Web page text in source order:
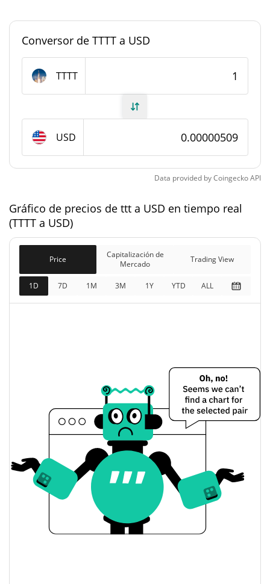
<0.000001%
Rango en el mercado #11616
Suministro de ttt
Suministro circulante
Suministro total
1.000.000.000 TTTT
Capitalización de mercado de ttt
Capitalización de
$5086,47
Capitalización de
mercado
completamente diluida
$5086,47
$0,0000050915164 /
$0,0000050953513
Apertura/cierre de ayer
$0,0000050915164 /
$0,0000050953513
Cambio de ayer
Volumen de ayer $12,769784
Historial de precios de ttt
Conversor de TTTT a USD
TTTT
USD
Data provided byCoingeckoAPI
Gráfico de precios de ttt a USD en tiempo real
(TTTT a USD)
Price
Capitalización de
Mercado
Trading View
1D 7D 1M 3M 1Y YTD ALL